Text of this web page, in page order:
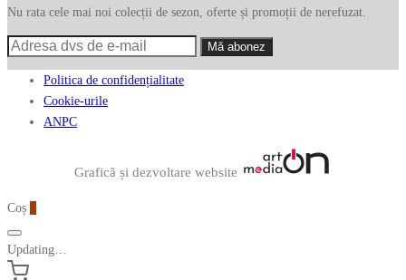
Nu rata cele mai noi colecții de sezon, oferte și promoții de nerefuzat.
Politica de confidențialitate
Cookie-urile
ANPC
Graficã și dezvoltare website
Coș
Updating…